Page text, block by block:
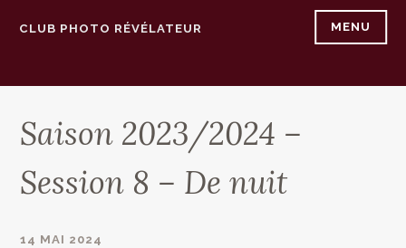
CLUB PHOTO RÉVÉLATEUR MENU
Saison 2023/2024 –
Session 8 – De nuit
14 MAI 2024